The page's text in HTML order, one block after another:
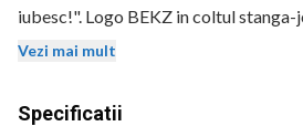
iubesc!". Logo BEKZ in coltul stanga-
Vezi mai mult
Specificatii